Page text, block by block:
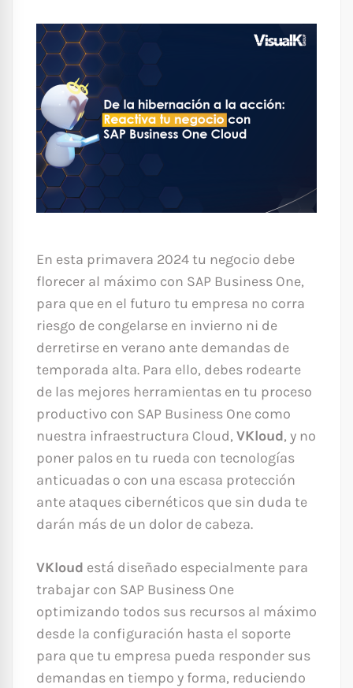
En esta primavera 2024 tu negocio debe
florecer al máximo con SAP Business One,
para que en el futuro tu empresa no corra
riesgo de congelarse en invierno ni de
derretirse en verano ante demandas de
temporada alta. Para ello, debes rodearte
de las mejores herramientas en tu proceso
productivo con SAP Business One como
nuestra infraestructura Cloud, VKloud, y no
poner palos en tu rueda con tecnologías
anticuadas o con una escasa protección
ante ataques cibernéticos que sin duda te
darán más de un dolor de cabeza.
VKloud está diseñado especialmente para
trabajar con SAP Business One
optimizando todos sus recursos al máximo
desde la configuración hasta el soporte
para que tu empresa pueda responder sus
demandas en tiempo y forma, reduciendo